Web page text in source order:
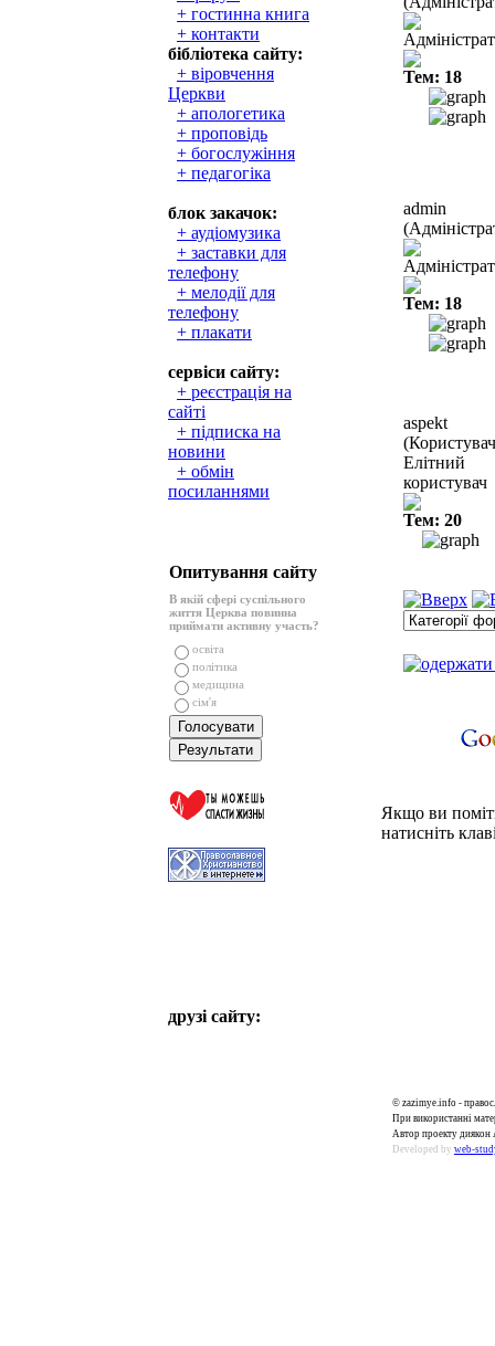
+ гостинна книга
+ контакти
бібліотека сайту:
+ віровчення
Церкви
+ апологетика
+ проповідь
+ богослужіння
+ педагогіка
блок закачок:
+ аудіомузика
+ заставки для
телефону
+ мелодії для
телефону
+ плакати
сервіси сайту:
+ реєстрація на
сайті
+ підписка на
новини
+ обмін
посиланнями
Опитування сайту
В якій сфері суспільного
життя Церква повинна
приймати активну участь?
освіта
політика
медицина
сім'я
друзі сайту:
Тем: 18
admin
Тем: 18
aspekt
Елітний
користувач
Тем: 20
Якщо ви
натисніть
© zazimye.info -
При використанні
Автор проекту диякон
Developed by web-